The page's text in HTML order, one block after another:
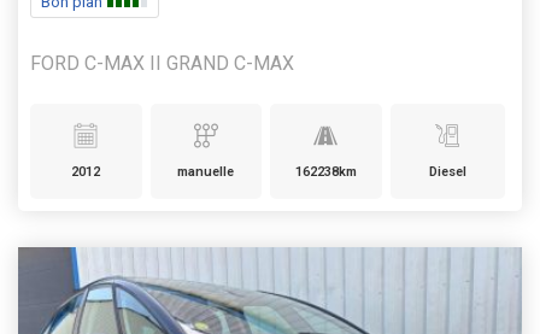
FORD C-MAX II GRAND C-MAX
2012 manuelle 162238km Diesel